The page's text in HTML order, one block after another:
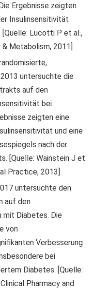
Ergebnisse zeigten
Insulinsensitivität
[Quelle: Lucotti P et al.,
Metabolism, 2011]
untersuchte die
auf den
bei
zeigten eine
und eine
nach der
[Quelle: Wainstein J et
Practice, 2013]
untersuchte den
auf den
mit Diabetes. Die
von
Verbesserung
bei
Diabetes. [Quelle:
Pharmacy and